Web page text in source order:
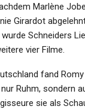
Marlène
Girardot
Schneiders
vier Filme.
fand
Ruhm, sondern
sie als